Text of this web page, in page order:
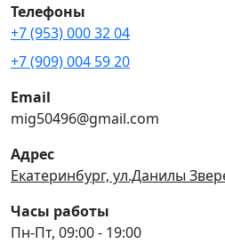
Телефоны
+7 (953) 000 32 04
+7 (909) 004 59 20
Email
mig50496@gmail.com
Адрес
Екатеринбург, ул.Данилы
Часы работы
Пн-Пт, 09:00 - 19:00